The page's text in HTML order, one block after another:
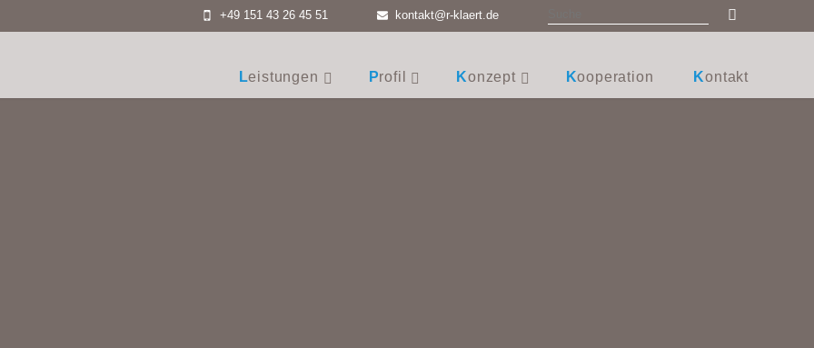
+49 151 43 26 45 51 kontakt@r-klaert.de
Search
Leistungen Profil Konzept Kooperation Kontakt